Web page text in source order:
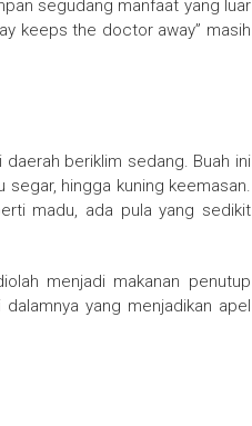
segudang manfaat yang luar
keeps the doctor away” masih
beriklim sedang. Buah ini
segar, hingga kuning keemasan.
madu, ada pula yang sedikit
menjadi makanan penutup
yang menjadikan apel